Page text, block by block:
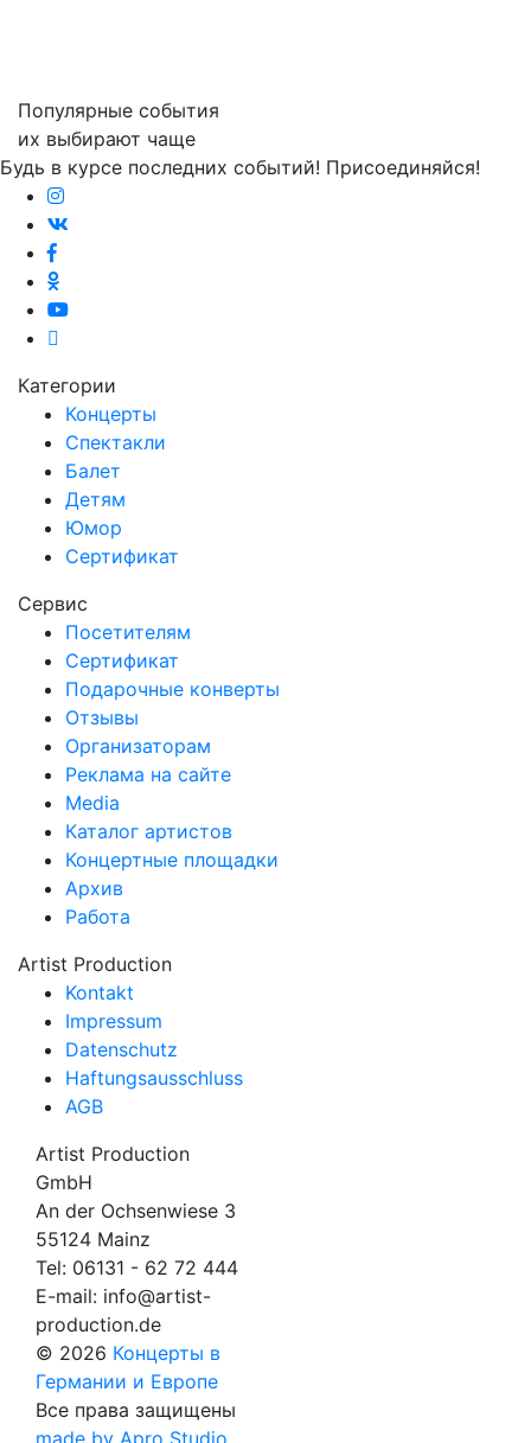
Популярные события
их выбирают чаще
Будь в курсе последних событий! Присоединяйся!
Категории
Концерты
Спектакли
Балет
Детям
Юмор
Сертификат
Сервис
Посетителям
Сертификат
Подарочные конверты
Отзывы
Организаторам
Реклама на сайте
Media
Каталог артистов
Концертные площадки
Архив
Работа
Artist Production
Kontakt
Impressum
Datenschutz
Haftungsausschluss
AGB
Artist Production
GmbH
An der Ochsenwiese 3
55124 Mainz
Tel: 06131 - 62 72 444
E-mail: info@artist-
production.de
© 2026 Концерты в
Германии и Европе
Все права защищены
made by Apro Studio